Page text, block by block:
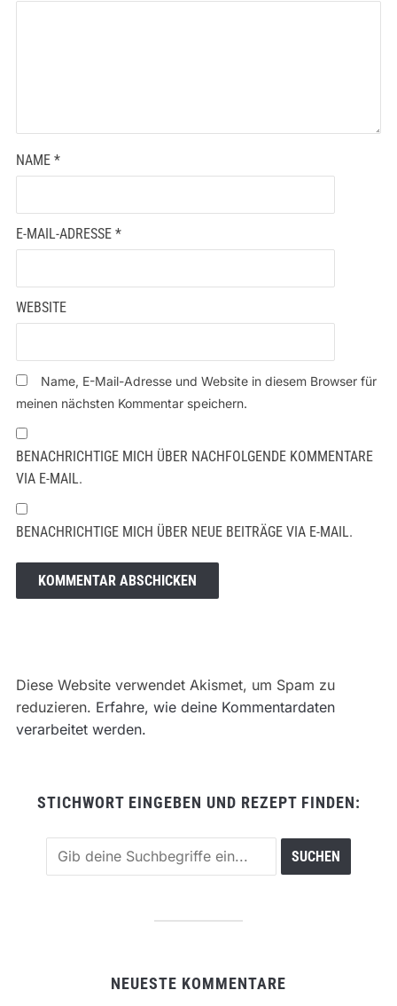
NAME *
E-MAIL-ADRESSE *
WEBSITE
Name, E-Mail-Adresse und Website in diesem Browser für
meinen nächsten Kommentar speichern.
BENACHRICHTIGE MICH ÜBER NACHFOLGENDE KOMMENTARE
VIA E-MAIL.
BENACHRICHTIGE MICH ÜBER NEUE BEITRÄGE VIA E-MAIL.
Diese Website verwendet Akismet, um Spam zu
reduzieren. Erfahre, wie deine Kommentardaten
verarbeitet werden.
STICHWORT EINGEBEN UND REZEPT FINDEN:
NEUESTE KOMMENTARE